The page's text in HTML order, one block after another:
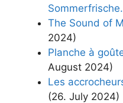
Sommerfrische.
The Sound of
2024)
Planche à
August 2024)
Les
(26. July 2024)